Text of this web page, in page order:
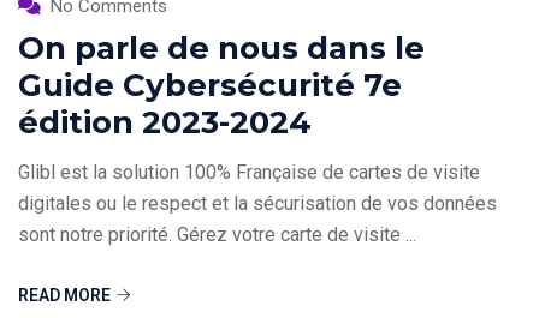
No Comments
On parle de nous dans le
Guide Cybersécurité 7e
édition 2023-2024
Glibl est la solution 100% Française de cartes de visite
digitales ou le respect et la sécurisation de vos données
sont notre priorité. Gérez votre carte de visite ...
READ MORE